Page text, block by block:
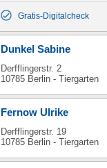
Gratis-Digitalcheck
Dunkel Sabine
Derfflingerstr. 2
10785 Berlin - Tiergarten
Fernow Ulrike
Derfflingerstr. 19
10785 Berlin - Tiergarten